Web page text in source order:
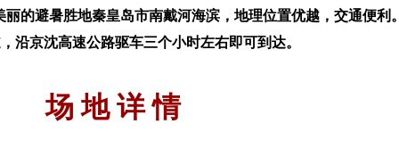
的避暑胜地秦皇岛市南戴河海滨，地理位置优越，交通便利。
沿京沈高速公路驱车三个小时左右即可到达。
场 地 详 情